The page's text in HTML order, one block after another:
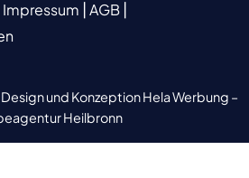
Impressum |AGB |
Design und Konzeption Hela Werbung –
Heilbronn